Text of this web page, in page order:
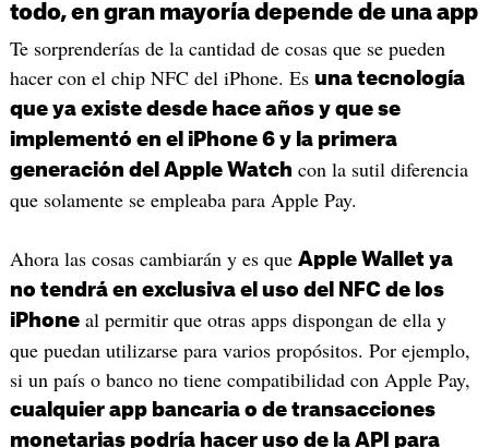
todo, en gran mayoría depende de una app
Te sorprenderías de la cantidad de cosas que se pueden
hacer con el chip NFC del iPhone. Es una tecnología
que ya existe desde hace años y que se
implementó en el iPhone 6 y la primera
generación del Apple Watch con la sutil diferencia
que solamente se empleaba para Apple Pay.
Ahora las cosas cambiarán y es que Apple Wallet ya
no tendrá en exclusiva el uso del NFC de los
iPhoneal permitir que otras apps dispongan de ella y
que puedan utilizarse para varios propósitos. Por ejemplo,
si un país o banco no tiene compatibilidad con Apple Pay,
cualquier app bancaria o de transacciones
monetarias podría hacer uso de la API para